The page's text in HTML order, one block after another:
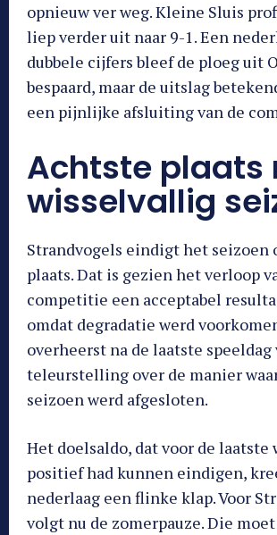
opnieuw ver weg. Kleine Sluis
liep verder uit naar 9-1. Een
dubbele cijfers bleef de ploeg uit
bespaard, maar de uitslag
een pijnlijke afsluiting van de
Achtste plaats
wisselvallig
Strandvogels eindigt het seizoen
plaats. Dat is gezien het verloop
competitie een acceptabel
omdat degradatie werd
overheerst na de laatste speeldag
teleurstelling over de manier
seizoen werd afgesloten.
Het doelsaldo, dat voor de laatste
positief had kunnen eindigen,
nederlaag een flinke klap. Voor
volgt nu de zomerpauze. Die